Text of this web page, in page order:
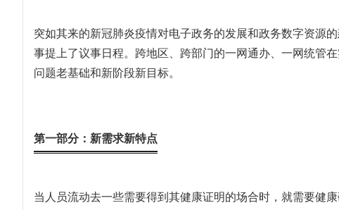
突如其来的新冠肺炎疫情对电子政务的发展和政务数字资源
事提上了议事日程。跨地区、跨部门的一网通办、一网统管
问题老基础和新阶段新目标。
第一部分：新需求新特点
当人员流动去一些需要得到其健康证明的场合时，就需要健